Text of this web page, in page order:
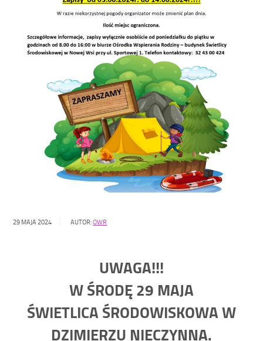
29 MAJA 2024 AUTOR:OWR
UWAGA!!!
W ŚRODĘ 29 MAJA
ŚWIETLICA ŚRODOWISKOWA W
DZIMIERZU NIECZYNNA.